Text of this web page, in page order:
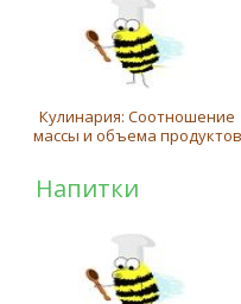
Кулинария: Соотношение
массы и объема продуктов
Напитки